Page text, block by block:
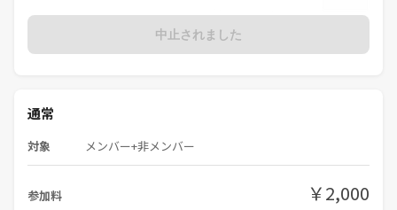
中止されました
通常
対象 メンバー+非メンバー
参加料 ￥2,000